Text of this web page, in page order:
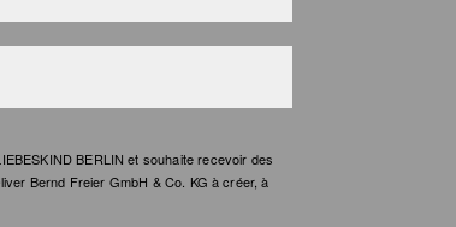
BERLIN et souhaite recevoir des
Bernd Freier GmbH & Co. KG à créer, à